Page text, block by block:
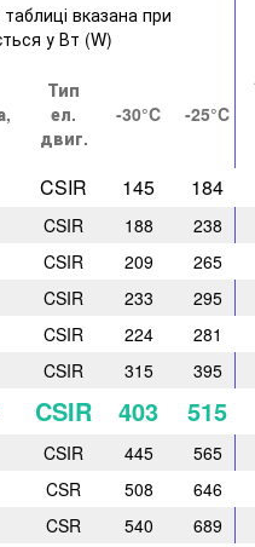
вказана при
у Вт (W)
Тип
ел.
двиг.
-30°C -25°C
CSIR 145 184
CSIR 188
238
CSIR 209
265
CSIR 233
295
CSIR 224
281
CSIR 315 395
CSIR 403 515
CSIR 445
565
CSR 508
646
CSR 540
689